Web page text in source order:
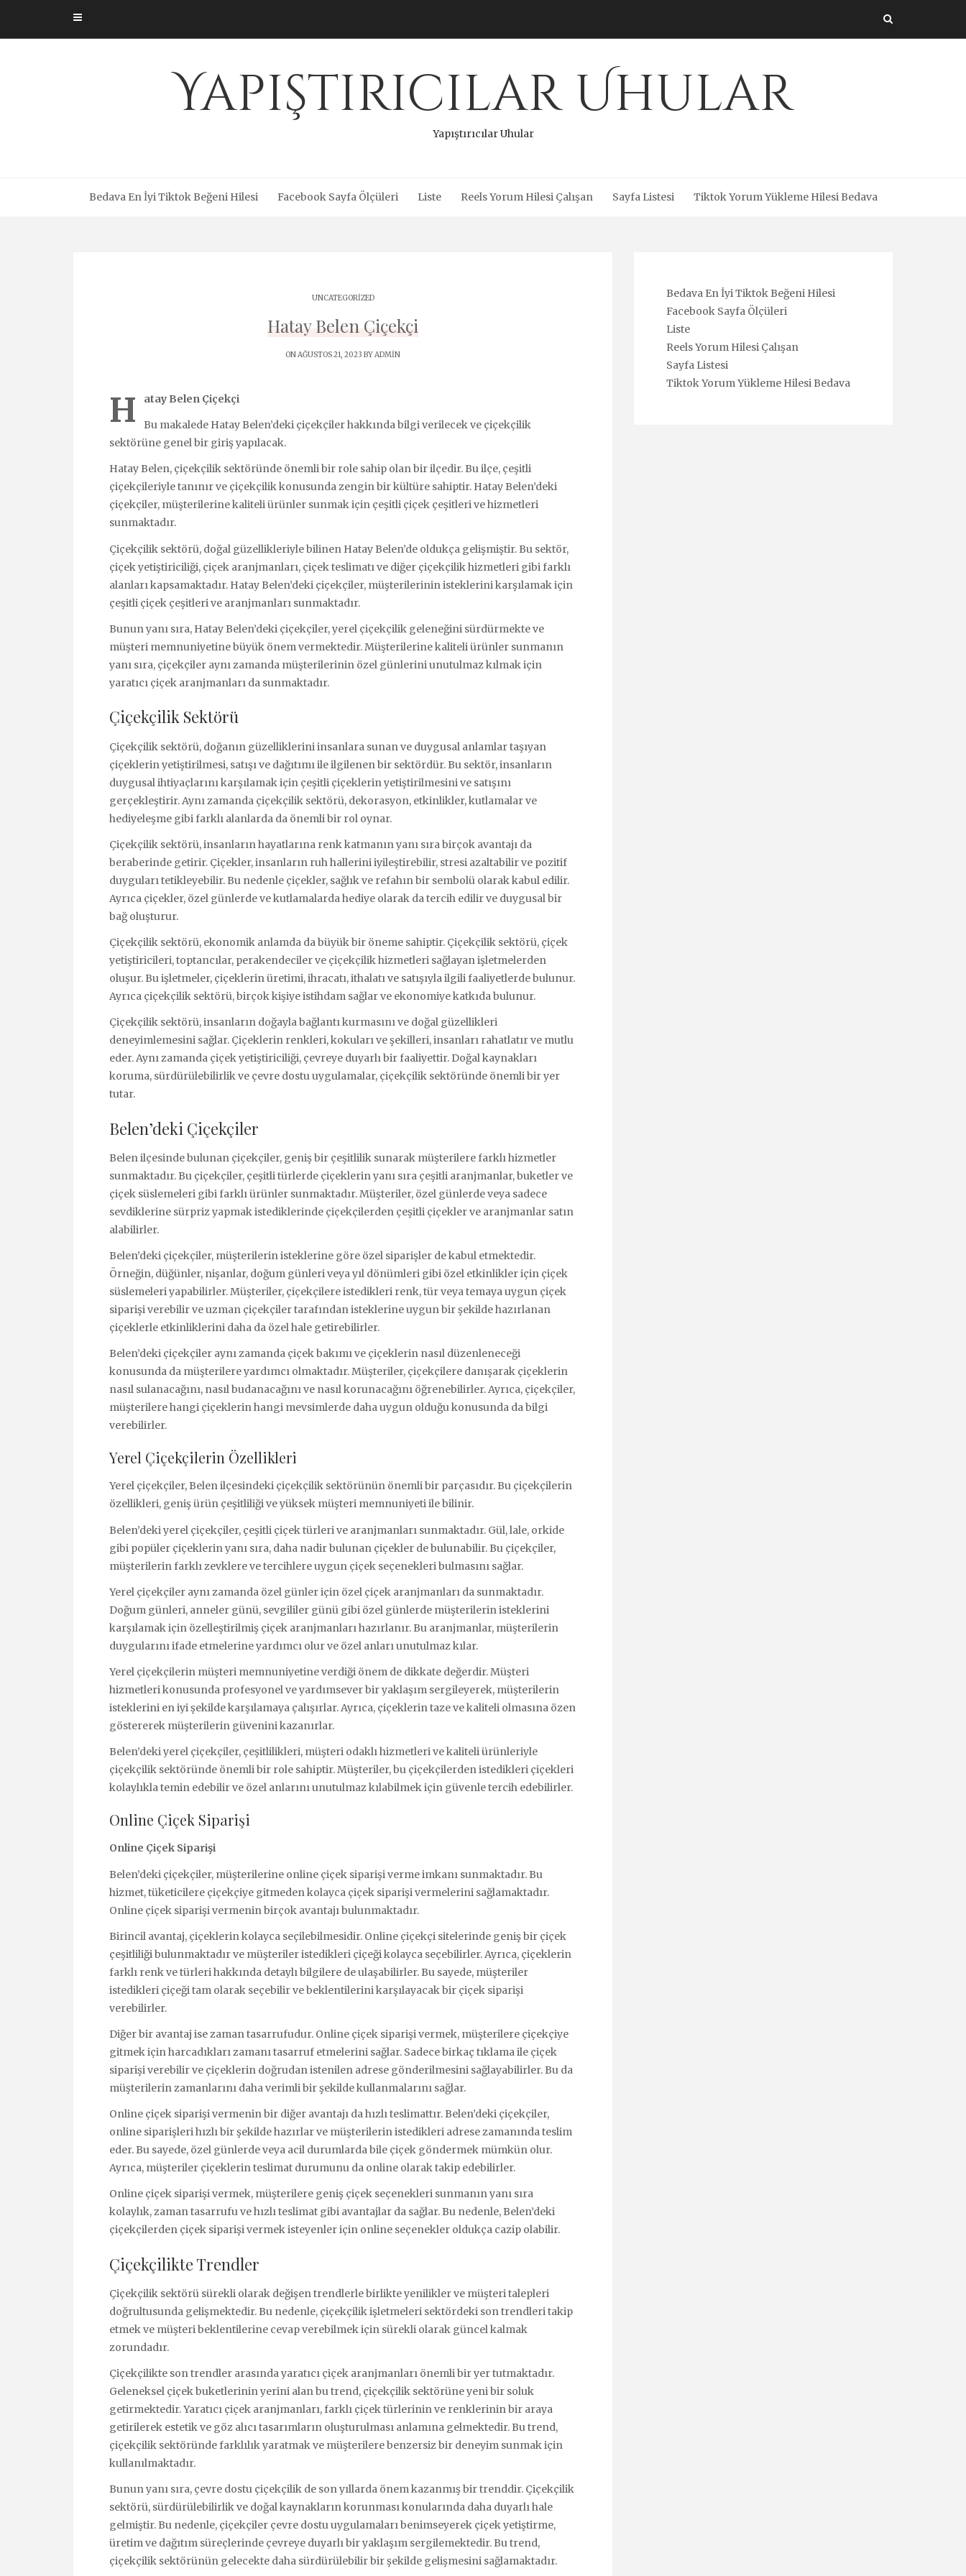
content
Yapıştırıcılar Uhular
Yapıştırıcılar Uhular
Bedava En İyi Tiktok Beğeni Hilesi Facebook Sayfa Ölçüleri Liste Reels Yorum Hilesi Çalışan Sayfa Listesi Tiktok Yorum Yükleme Hilesi Bedava
UNCATEGORIZED
Hatay Belen Çiçekçi
ON AĞUSTOS 21, 2023 BYADMIN
H atay Belen Çiçekçi
Bu makalede Hatay Belen’deki çiçekçiler hakkında bilgi verilecek ve çiçekçilik
sektörüne genel bir giriş yapılacak.
Hatay Belen, çiçekçilik sektöründe önemli bir role sahip olan bir ilçedir. Bu ilçe, çeşitli
çiçekçileriyle tanınır ve çiçekçilik konusunda zengin bir kültüre sahiptir. Hatay Belen’deki
çiçekçiler, müşterilerine kaliteli ürünler sunmak için çeşitli çiçek çeşitleri ve hizmetleri
sunmaktadır.
Çiçekçilik sektörü, doğal güzellikleriyle bilinen Hatay Belen’de oldukça gelişmiştir. Bu sektör,
çiçek yetiştiriciliği, çiçek aranjmanları, çiçek teslimatı ve diğer çiçekçilik hizmetleri gibi farklı
alanları kapsamaktadır. Hatay Belen’deki çiçekçiler, müşterilerinin isteklerini karşılamak için
çeşitli çiçek çeşitleri ve aranjmanları sunmaktadır.
Bunun yanı sıra, Hatay Belen’deki çiçekçiler, yerel çiçekçilik geleneğini sürdürmekte ve
müşteri memnuniyetine büyük önem vermektedir. Müşterilerine kaliteli ürünler sunmanın
yanı sıra, çiçekçiler aynı zamanda müşterilerinin özel günlerini unutulmaz kılmak için
yaratıcı çiçek aranjmanları da sunmaktadır.
Çiçekçilik Sektörü
Çiçekçilik sektörü, doğanın güzelliklerini insanlara sunan ve duygusal anlamlar taşıyan
çiçeklerin yetiştirilmesi, satışı ve dağıtımı ile ilgilenen bir sektördür. Bu sektör, insanların
duygusal ihtiyaçlarını karşılamak için çeşitli çiçeklerin yetiştirilmesini ve satışını
gerçekleştirir. Aynı zamanda çiçekçilik sektörü, dekorasyon, etkinlikler, kutlamalar ve
hediyeleşme gibi farklı alanlarda da önemli bir rol oynar.
Çiçekçilik sektörü, insanların hayatlarına renk katmanın yanı sıra birçok avantajı da
beraberinde getirir. Çiçekler, insanların ruh hallerini iyileştirebilir, stresi azaltabilir ve pozitif
duyguları tetikleyebilir. Bu nedenle çiçekler, sağlık ve refahın bir sembolü olarak kabul edilir.
Ayrıca çiçekler, özel günlerde ve kutlamalarda hediye olarak da tercih edilir ve duygusal bir
bağ oluşturur.
Çiçekçilik sektörü, ekonomik anlamda da büyük bir öneme sahiptir. Çiçekçilik sektörü, çiçek
yetiştiricileri, toptancılar, perakendeciler ve çiçekçilik hizmetleri sağlayan işletmelerden
oluşur. Bu işletmeler, çiçeklerin üretimi, ihracatı, ithalatı ve satışıyla ilgili faaliyetlerde bulunur.
Ayrıca çiçekçilik sektörü, birçok kişiye istihdam sağlar ve ekonomiye katkıda bulunur.
Çiçekçilik sektörü, insanların doğayla bağlantı kurmasını ve doğal güzellikleri
deneyimlemesini sağlar. Çiçeklerin renkleri, kokuları ve şekilleri, insanları rahatlatır ve mutlu
eder. Aynı zamanda çiçek yetiştiriciliği, çevreye duyarlı bir faaliyettir. Doğal kaynakları
koruma, sürdürülebilirlik ve çevre dostu uygulamalar, çiçekçilik sektöründe önemli bir yer
tutar.
Belen’deki Çiçekçiler
Belen ilçesinde bulunan çiçekçiler, geniş bir çeşitlilik sunarak müşterilere farklı hizmetler
sunmaktadır. Bu çiçekçiler, çeşitli türlerde çiçeklerin yanı sıra çeşitli aranjmanlar, buketler ve
çiçek süslemeleri gibi farklı ürünler sunmaktadır. Müşteriler, özel günlerde veya sadece
sevdiklerine sürpriz yapmak istediklerinde çiçekçilerden çeşitli çiçekler ve aranjmanlar satın
alabilirler.
Belen’deki çiçekçiler, müşterilerin isteklerine göre özel siparişler de kabul etmektedir.
Örneğin, düğünler, nişanlar, doğum günleri veya yıl dönümleri gibi özel etkinlikler için çiçek
süslemeleri yapabilirler. Müşteriler, çiçekçilere istedikleri renk, tür veya temaya uygun çiçek
siparişi verebilir ve uzman çiçekçiler tarafından isteklerine uygun bir şekilde hazırlanan
çiçeklerle etkinliklerini daha da özel hale getirebilirler.
Belen’deki çiçekçiler aynı zamanda çiçek bakımı ve çiçeklerin nasıl düzenleneceği
konusunda da müşterilere yardımcı olmaktadır. Müşteriler, çiçekçilere danışarak çiçeklerin
nasıl sulanacağını, nasıl budanacağını ve nasıl korunacağını öğrenebilirler. Ayrıca, çiçekçiler,
müşterilere hangi çiçeklerin hangi mevsimlerde daha uygun olduğu konusunda da bilgi
verebilirler.
Yerel Çiçekçilerin Özellikleri
Yerel çiçekçiler, Belen ilçesindeki çiçekçilik sektörünün önemli bir parçasıdır. Bu çiçekçilerin
özellikleri, geniş ürün çeşitliliği ve yüksek müşteri memnuniyeti ile bilinir.
Belen’deki yerel çiçekçiler, çeşitli çiçek türleri ve aranjmanları sunmaktadır. Gül, lale, orkide
gibi popüler çiçeklerin yanı sıra, daha nadir bulunan çiçekler de bulunabilir. Bu çiçekçiler,
müşterilerin farklı zevklere ve tercihlere uygun çiçek seçenekleri bulmasını sağlar.
Yerel çiçekçiler aynı zamanda özel günler için özel çiçek aranjmanları da sunmaktadır.
Doğum günleri, anneler günü, sevgililer günü gibi özel günlerde müşterilerin isteklerini
karşılamak için özelleştirilmiş çiçek aranjmanları hazırlanır. Bu aranjmanlar, müşterilerin
duygularını ifade etmelerine yardımcı olur ve özel anları unutulmaz kılar.
Yerel çiçekçilerin müşteri memnuniyetine verdiği önem de dikkate değerdir. Müşteri
hizmetleri konusunda profesyonel ve yardımsever bir yaklaşım sergileyerek, müşterilerin
isteklerini en iyi şekilde karşılamaya çalışırlar. Ayrıca, çiçeklerin taze ve kaliteli olmasına özen
göstererek müşterilerin güvenini kazanırlar.
Belen’deki yerel çiçekçiler, çeşitlilikleri, müşteri odaklı hizmetleri ve kaliteli ürünleriyle
çiçekçilik sektöründe önemli bir role sahiptir. Müşteriler, bu çiçekçilerden istedikleri çiçekleri
kolaylıkla temin edebilir ve özel anlarını unutulmaz kılabilmek için güvenle tercih edebilirler.
Online Çiçek Siparişi
Online Çiçek Siparişi
Belen’deki çiçekçiler, müşterilerine online çiçek siparişi verme imkanı sunmaktadır. Bu
hizmet, tüketicilere çiçekçiye gitmeden kolayca çiçek siparişi vermelerini sağlamaktadır.
Online çiçek siparişi vermenin birçok avantajı bulunmaktadır.
Birincil avantaj, çiçeklerin kolayca seçilebilmesidir. Online çiçekçi sitelerinde geniş bir çiçek
çeşitliliği bulunmaktadır ve müşteriler istedikleri çiçeği kolayca seçebilirler. Ayrıca, çiçeklerin
farklı renk ve türleri hakkında detaylı bilgilere de ulaşabilirler. Bu sayede, müşteriler
istedikleri çiçeği tam olarak seçebilir ve beklentilerini karşılayacak bir çiçek siparişi
verebilirler.
Diğer bir avantaj ise zaman tasarrufudur. Online çiçek siparişi vermek, müşterilere çiçekçiye
gitmek için harcadıkları zamanı tasarruf etmelerini sağlar. Sadece birkaç tıklama ile çiçek
siparişi verebilir ve çiçeklerin doğrudan istenilen adrese gönderilmesini sağlayabilirler. Bu da
müşterilerin zamanlarını daha verimli bir şekilde kullanmalarını sağlar.
Online çiçek siparişi vermenin bir diğer avantajı da hızlı teslimattır. Belen’deki çiçekçiler,
online siparişleri hızlı bir şekilde hazırlar ve müşterilerin istedikleri adrese zamanında teslim
eder. Bu sayede, özel günlerde veya acil durumlarda bile çiçek göndermek mümkün olur.
Ayrıca, müşteriler çiçeklerin teslimat durumunu da online olarak takip edebilirler.
Online çiçek siparişi vermek, müşterilere geniş çiçek seçenekleri sunmanın yanı sıra
kolaylık, zaman tasarrufu ve hızlı teslimat gibi avantajlar da sağlar. Bu nedenle, Belen’deki
çiçekçilerden çiçek siparişi vermek isteyenler için online seçenekler oldukça cazip olabilir.
Çiçekçilikte Trendler
Çiçekçilik sektörü sürekli olarak değişen trendlerle birlikte yenilikler ve müşteri talepleri
doğrultusunda gelişmektedir. Bu nedenle, çiçekçilik işletmeleri sektördeki son trendleri takip
etmek ve müşteri beklentilerine cevap verebilmek için sürekli olarak güncel kalmak
zorundadır.
Çiçekçilikte son trendler arasında yaratıcı çiçek aranjmanları önemli bir yer tutmaktadır.
Geleneksel çiçek buketlerinin yerini alan bu trend, çiçekçilik sektörüne yeni bir soluk
getirmektedir. Yaratıcı çiçek aranjmanları, farklı çiçek türlerinin ve renklerinin bir araya
getirilerek estetik ve göz alıcı tasarımların oluşturulması anlamına gelmektedir. Bu trend,
çiçekçilik sektöründe farklılık yaratmak ve müşterilere benzersiz bir deneyim sunmak için
kullanılmaktadır.
Bunun yanı sıra, çevre dostu çiçekçilik de son yıllarda önem kazanmış bir trenddir. Çiçekçilik
sektörü, sürdürülebilirlik ve doğal kaynakların korunması konularında daha duyarlı hale
gelmiştir. Bu nedenle, çiçekçiler çevre dostu uygulamaları benimseyerek çiçek yetiştirme,
üretim ve dağıtım süreçlerinde çevreye duyarlı bir yaklaşım sergilemektedir. Bu trend,
çiçekçilik sektörünün gelecekte daha sürdürülebilir bir şekilde gelişmesini sağlamaktadır.
Bedava En İyi Tiktok Beğeni Hilesi
Facebook Sayfa Ölçüleri
Liste
Reels Yorum Hilesi Çalışan
Sayfa Listesi
Tiktok Yorum Yükleme Hilesi Bedava